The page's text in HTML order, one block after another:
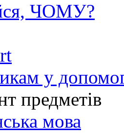
ЧОМУ?
у
предметів
мова